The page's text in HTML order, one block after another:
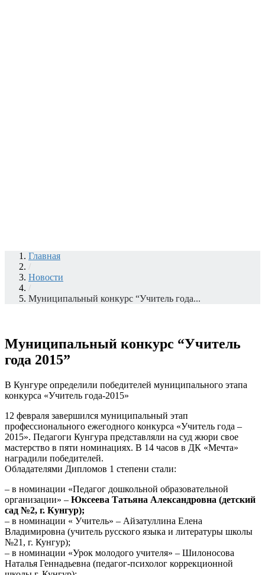
Главная
/
Новости
/
Муниципальный конкурс “Учитель года...
Муниципальный конкурс “Учитель
года 2015”
В Кунгуре определили победителей муниципального этапа
конкурса «Учитель года-2015»
12 февраля завершился муниципальный этап
профессионального ежегодного конкурса «Учитель года –
2015». Педагоги Кунгура представляли на суд жюри свое
мастерство в пяти номинациях. В 14 часов в ДК «Мечта»
наградили победителей.
Обладателями Дипломов 1 степени стали:
– в номинации «Педагог дошкольной образовательной
организации» – Юксеева Татьяна Александровна (детский
сад №2, г. Кунгур);
– в номинации « Учитель» – Айзатуллина Елена
Владимировна (учитель русского языка и литературы школы
№21, г. Кунгур);
– в номинации «Урок молодого учителя» – Шилоносова
Наталья Геннадьевна (педагог-психолог коррекционной